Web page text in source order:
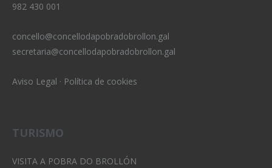
982 430 001
concello@concellodapobradobrollon.gal
secretaria@concellodapobradobrollon.gal
Aviso Legal · Política de cookies
TURISMO
VISITA A POBRA DO BROLLÓN